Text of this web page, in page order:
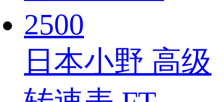
日本小野 高级